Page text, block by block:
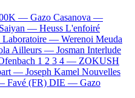
— Gazo Casanova —
Saiyan — Heuss L'enfoiré
Laboratoire — Werenoi Meuda
Ailleurs — Josman Interlude
1 2 3 4 — ZOKUSH
— Joseph Kamel Nouvelles
Favé (FR) DIE — Gazo